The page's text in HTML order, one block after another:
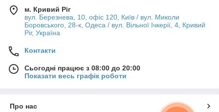
м. Кривий Ріг
вул. Березнева, 10, офіс 120, Київ / вул. Миколи
Боровського, 28-к, Одеса / вул. Вільної Ічкерії, 4, Кривий
Ріг, Україна
Контакти
Сьогодні працює з 08:00 до 20:00
Показати весь графік роботи
Про нас